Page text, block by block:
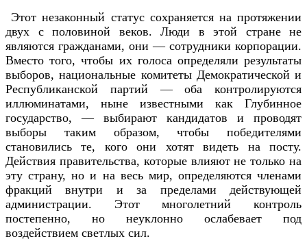
Этот незаконный статус сохраняется на протяжении
двух с половиной веков. Люди в этой стране не
являются гражданами, они — сотрудники корпорации.
Вместо того, чтобы их голоса определяли результаты
выборов, национальные комитеты Демократической и
Республиканской партий — оба контролируются
иллюминатами, ныне известными как Глубинное
государство, — выбирают кандидатов и проводят
выборы таким образом, чтобы победителями
становились те, кого они хотят видеть на посту.
Действия правительства, которые влияют не только на
эту страну, но и на весь мир, определяются членами
фракций внутри и за пределами действующей
администрации. Этот многолетний контроль
постепенно, но неуклонно ослабевает под
воздействием светлых сил.